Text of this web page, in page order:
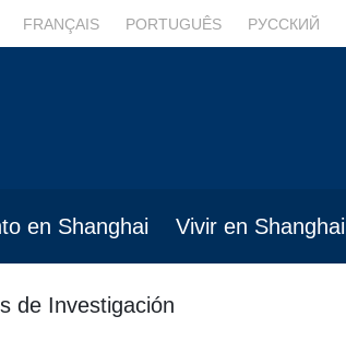
FRANÇAIS PORTUGUÊS РУССКИЙ
en Shanghai Vivir en Shanghai
de Investigación